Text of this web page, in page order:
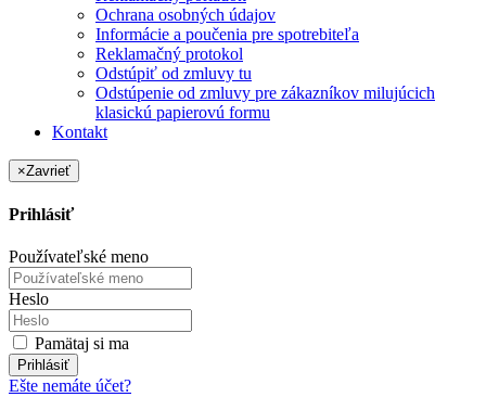
Ochrana osobných údajov
Informácie a poučenia pre spotrebiteľa
Reklamačný protokol
Odstúpiť od zmluvy tu
Odstúpenie od zmluvy pre zákazníkov milujúcich
klasickú papierovú formu
Kontakt
×Zavrieť
Prihlásiť
Používateľské meno
Heslo
Pamätaj si ma
Prihlásiť
Ešte nemáte účet?